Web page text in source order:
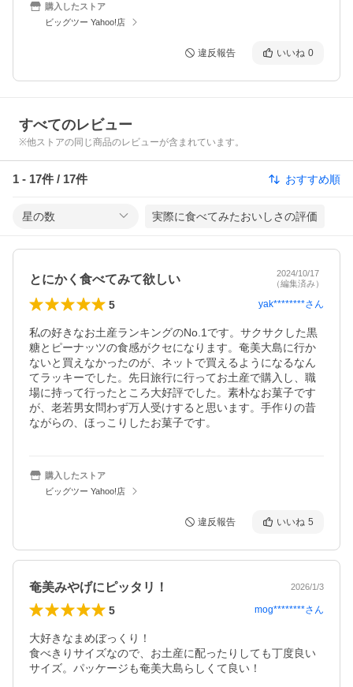
購入したストア
ビッグツー Yahoo!店
違反報告 いいね 0
すべてのレビュー
※他ストアの同じ商品のレビューが含まれています。
1 - 17件 / 17件 おすすめ順
星の数 実際に食べてみたおいしさの評価
とにかく食べてみて欲しい
2024/10/17
（編集済み）
5 yak********さん
私の好きなお土産ランキングのNo.1です。サクサクした黒
糖とピーナッツの食感がクセになります。奄美大島に行か
ないと買えなかったのが、ネットで買えるようになるなん
てラッキーでした。先日旅行に行ってお土産で購入し、職
場に持って行ったところ大好評でした。素朴なお菓子です
が、老若男女問わず万人受けすると思います。手作りの昔
ながらの、ほっこりしたお菓子です。
購入したストア
ビッグツー Yahoo!店
違反報告 いいね 5
奄美みやげにピッタリ！ 2026/1/3
5 mog********さん
大好きなまめぼっくり！
食べきりサイズなので、お土産に配ったりしても丁度良い
サイズ。パッケージも奄美大島らしくて良い！